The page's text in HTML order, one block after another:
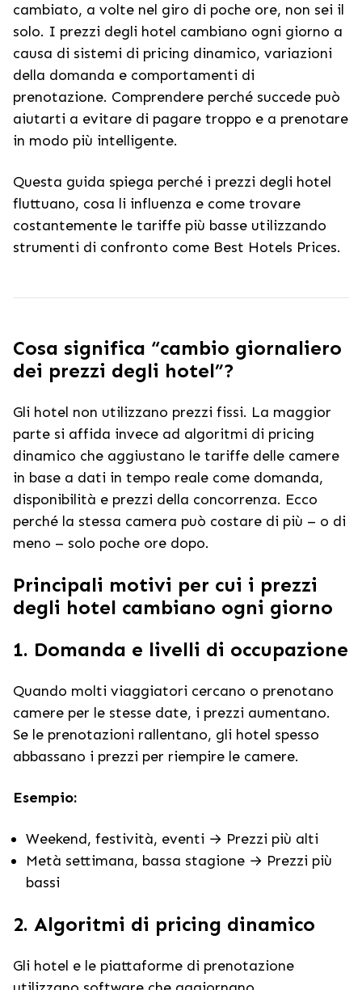
cambiato, a volte nel giro di poche ore, non sei il
solo. I prezzi degli hotel cambiano ogni giorno a
causa di sistemi di pricing dinamico, variazioni
della domanda e comportamenti di
prenotazione. Comprendere perché succede può
aiutarti a evitare di pagare troppo e a prenotare
in modo più intelligente.
Questa guida spiega perché i prezzi degli hotel
fluttuano, cosa li influenza e come trovare
costantemente le tariffe più basse utilizzando
strumenti di confronto come Best Hotels Prices.
Cosa significa “cambio giornaliero
dei prezzi degli hotel”?
Gli hotel non utilizzano prezzi fissi. La maggior
parte si affida invece ad algoritmi di pricing
dinamico che aggiustano le tariffe delle camere
in base a dati in tempo reale come domanda,
disponibilità e prezzi della concorrenza. Ecco
perché la stessa camera può costare di più – o di
meno – solo poche ore dopo.
Principali motivi per cui i prezzi
degli hotel cambiano ogni giorno
1. Domanda e livelli di occupazione
Quando molti viaggiatori cercano o prenotano
camere per le stesse date, i prezzi aumentano.
Se le prenotazioni rallentano, gli hotel spesso
abbassano i prezzi per riempire le camere.
Esempio:
Weekend, festività, eventi → Prezzi più alti
Metà settimana, bassa stagione → Prezzi più
bassi
2. Algoritmi di pricing dinamico
Gli hotel e le piattaforme di prenotazione